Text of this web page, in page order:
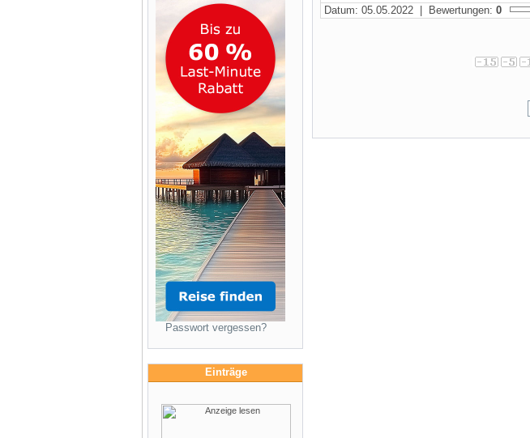
Passwort vergessen?
Einträge
Datum: 05.05.2022 | Bewertungen: 0